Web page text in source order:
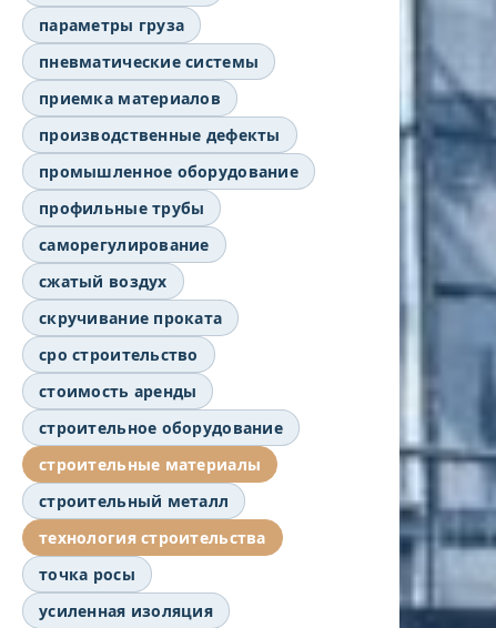
параметры груза
пневматические системы
приемка материалов
производственные дефекты
промышленное оборудование
профильные трубы
саморегулирование
сжатый воздух
скручивание проката
сро строительство
стоимость аренды
строительное оборудование
строительные материалы
строительный металл
технология строительства
точка росы
усиленная изоляция